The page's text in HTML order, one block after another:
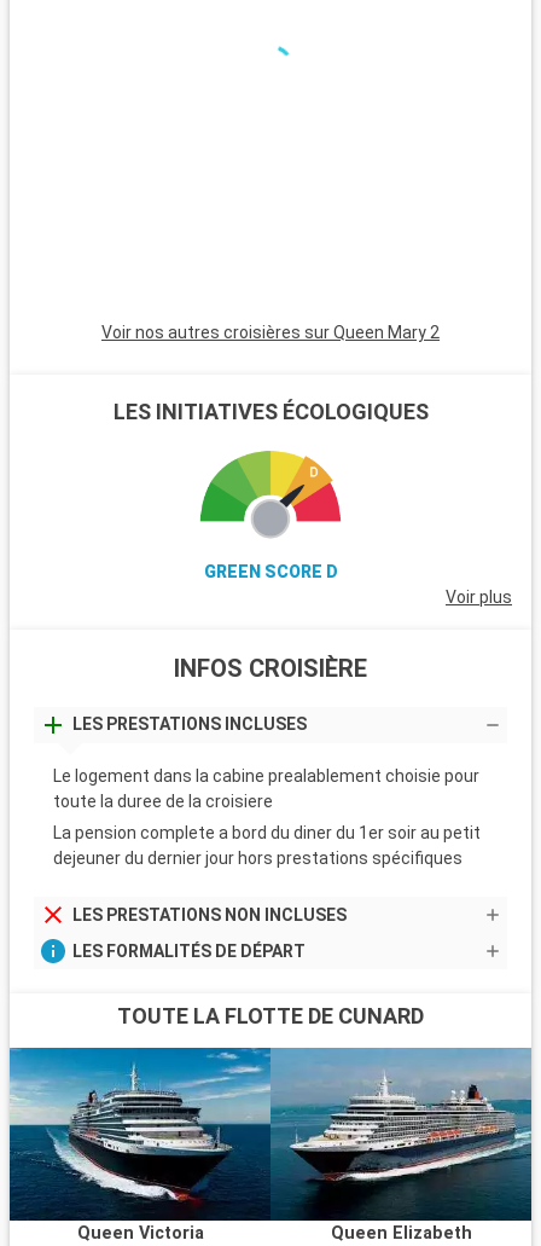
un lieu de tranquillité. Les montagnes Catskills, à quelques
Voir nos autres croisières sur Queen Mary 2
LES INITIATIVES ÉCOLOGIQUES
GREEN SCORE D
Voir plus
INFOS CROISIÈRE
LES PRESTATIONS INCLUSES
Le logement dans la cabine prealablement choisie pour
toute la duree de la croisiere
La pension complete a bord du diner du 1er soir au petit
dejeuner du dernier jour hors prestations spécifiques
LES PRESTATIONS NON INCLUSES
LES FORMALITÉS DE DÉPART
TOUTE LA FLOTTE DE CUNARD
Queen Victoria Queen Elizabeth